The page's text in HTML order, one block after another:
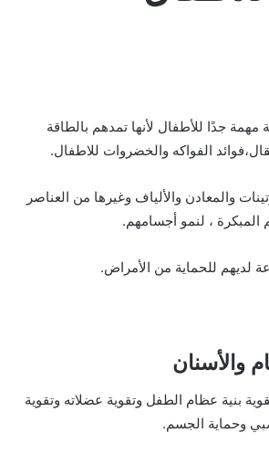
مهمة جدًا للأطفال لأنها تمدهم بالطاقة
الفواكه والخضروات للاطفال.
والمعادن والألياف وغيرها من العناصر
المبكرة ، لنمو أجسامهم.
لديهم للحماية من الأمراض.
والأسنان
بنية عظام الطفل وتقوية عضلاته وتقوية
وحماية الجسم.